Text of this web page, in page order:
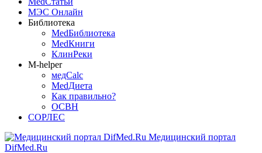
МЭС Онлайн
Библиотека
MedБиблиотека
MedКниги
КлинРеки
M-helper
медCalc
MedДиета
Как правильно?
ОСВН
СОРЛЕС
Медицинский портал
DifMed.Ru